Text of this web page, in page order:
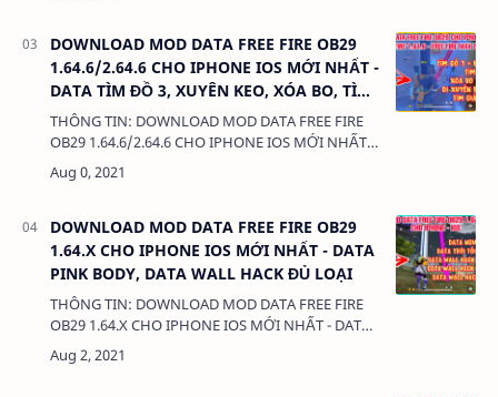
DOWNLOAD MOD DATA FREE FIRE OB29
1.64.6/2.64.6 CHO IPHONE IOS MỚI NHẤT -
DATA TÌM ĐỒ 3, XUYÊN KEO, XÓA BO, TÌM
LƯỠI HÁI
THÔNG TIN: DOWNLOAD MOD DATA FREE FIRE
OB29 1.64.6/2.64.6 CHO IPHONE IOS MỚI NHẤT -
DATA TÌM ĐỒ 3, XUYÊN KEO, XÓA BO, TÌM LƯỠI
DOWNLOAD MOD DATA FREE FIRE OB29
1.64.X CHO IPHONE IOS MỚI NHẤT - DATA
PINK BODY, DATA WALL HACK ĐỦ LOẠI
THÔNG TIN: DOWNLOAD MOD DATA FREE FIRE
OB29 1.64.X CHO IPHONE IOS MỚI NHẤT - DATA
PINK BODY, DATA WALL HACK ĐỦ LOẠI DUNG